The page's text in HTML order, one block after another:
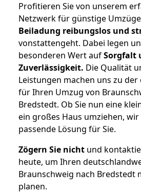
Profitieren Sie von unserem
Netzwerk für günstige
Beiladung reibungslos und
vonstattengeht. Dabei legen
besonderen Wert aufSorgfalt
Zuverlässigkeit. Die Qualität
Leistungen machen uns zu
für Ihren Umzug von
Bredstedt. Ob Sie nun eine
ein großes Haus umziehen,
passende Lösung für Sie.
Zögern Sie nicht und
heute, um Ihren
Braunschweig nach Bredstedt
planen.